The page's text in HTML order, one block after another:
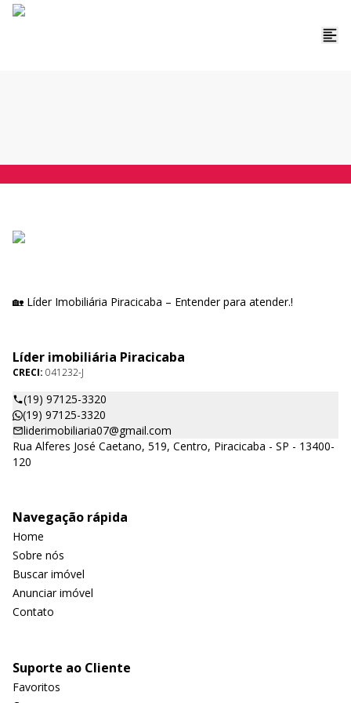
🏡 Líder Imobiliária Piracicaba – Entender para atender.!
Líder imobiliária Piracicaba
CRECI: 041232-J
(19) 97125-3320
(19) 97125-3320
liderimobiliaria07@gmail.com
Rua Alferes José Caetano, 519, Centro, Piracicaba - SP - 13400-
120
Navegação rápida
Home
Sobre nós
Buscar imóvel
Anunciar imóvel
Contato
Suporte ao Cliente
Favoritos